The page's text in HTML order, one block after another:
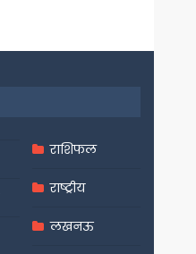
राशिफल
राष्ट्रीय
लखनऊ